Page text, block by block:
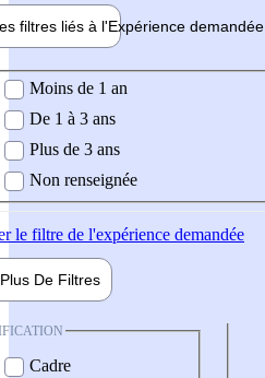
filtres liés à l'Expérience demandée
demandée
Moins de 1 an
De 1 à 3 ans
Plus de 3 ans
Non renseignée
le filtre de l'expérience demandée
Plus De Filtres
Cadre